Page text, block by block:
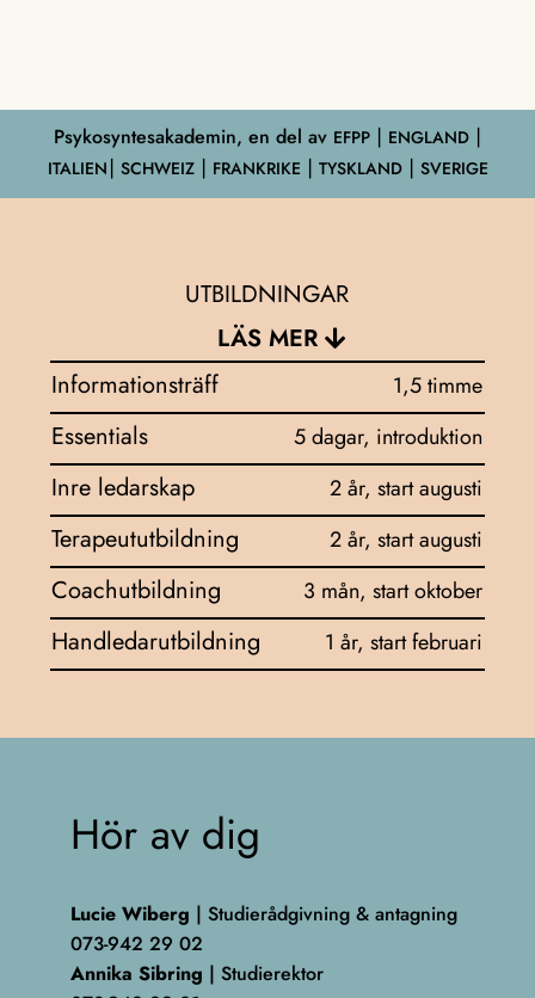
Psykosyntesakademin, en del av EFPP⎮ ENGLAND ⎮
ITALIEN⎮ SCHWEIZ ⎮ FRANKRIKE ⎮ TYSKLAND ⎮ SVERIGE
UTBILDNINGAR
LÄS MER
Informationsträff
1,5 timme
Essentials 5 dagar, introduktion
Inre ledarskap 2 år, start augusti
Terapeututbildning 2 år, start augusti
Coachutbildning 3 mån, start oktober
Handledarutbildning 1 år, start februari
Hör av dig
Lucie Wiberg | Studierådgivning & antagning
073-942 29 02
Annika Sibring | Studierektor